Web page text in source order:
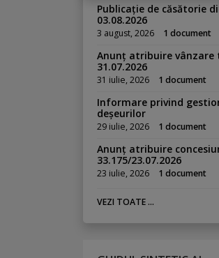
Publicație de căsătorie
03.08.2026
3 august, 2026 1 document
Anunț atribuire vânzare
31.07.2026
31 iulie, 2026 1 document
Informare privind
deșeurilor
29 iulie, 2026 1 document
Anunț atribuire
33.175/23.07.2026
23 iulie, 2026 1 document
VEZI TOATE ...